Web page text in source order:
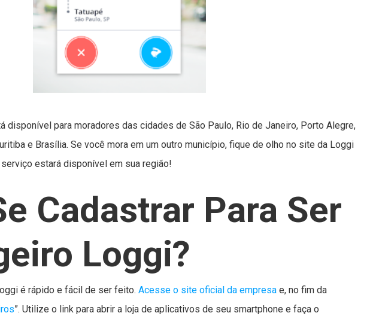
disponível para moradores das cidades de São Paulo, Rio de Janeiro, Porto Alegre,
e Brasília. Se você mora em um outro município, fique de olho no site da Loggi
estará disponível em sua região!
Cadastrar Para Ser
Loggi?
é rápido e fácil de ser feito. Acesse o site oficial da empresa e, no fim da
”. Utilize o link para abrir a loja de aplicativos de seu smartphone e faça o